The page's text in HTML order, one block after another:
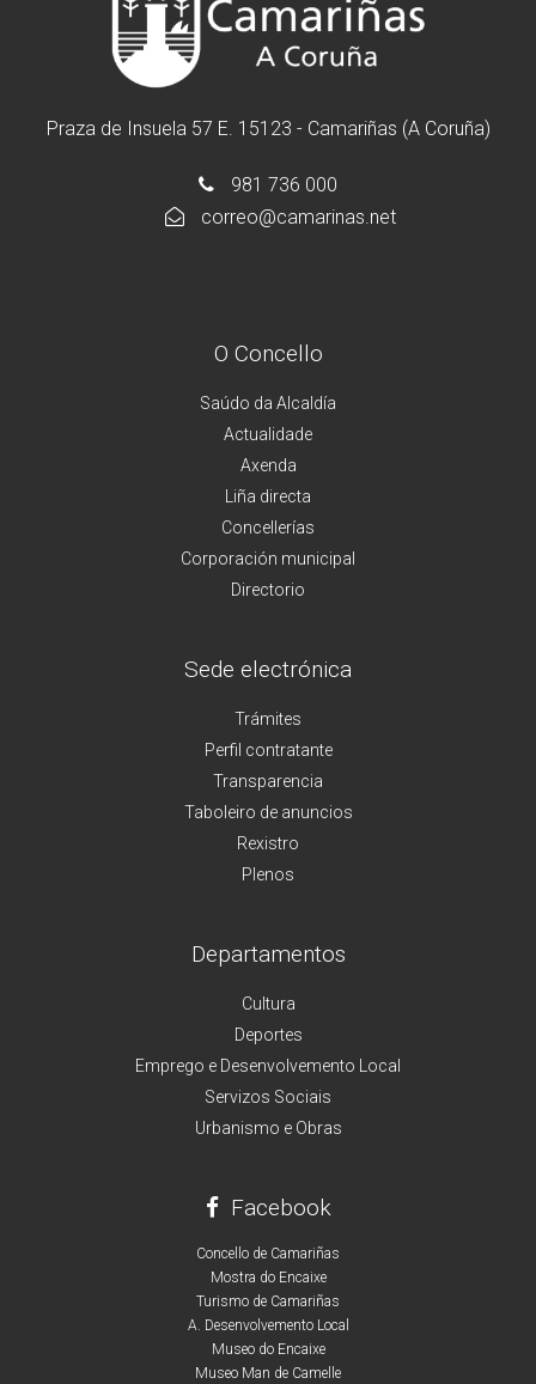
Praza de Insuela 57 E. 15123 - Camariñas (A Coruña)
981 736 000
correo@camarinas.net
O Concello
Saúdo da Alcaldía
Actualidade
Axenda
Liña directa
Concellerías
Corporación municipal
Directorio
Sede electrónica
Trámites
Perfil contratante
Transparencia
Taboleiro de anuncios
Rexistro
Plenos
Departamentos
Cultura
Deportes
Emprego e Desenvolvemento Local
Servizos Sociais
Urbanismo e Obras
Facebook
Concello de Camariñas
Mostra do Encaixe
Turismo de Camariñas
A. Desenvolvemento Local
Museo do Encaixe
Museo Man de Camelle